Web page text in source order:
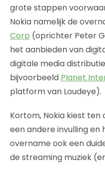
grote stappen
Nokia namelijk de
Corp (oprichter Peter
het aanbieden van
digitale media
bijvoorbeeld Planet
platform van Loudeye).
Kortom, Nokia kiest ten
een andere invulling
overname ook een
de streaming muziek